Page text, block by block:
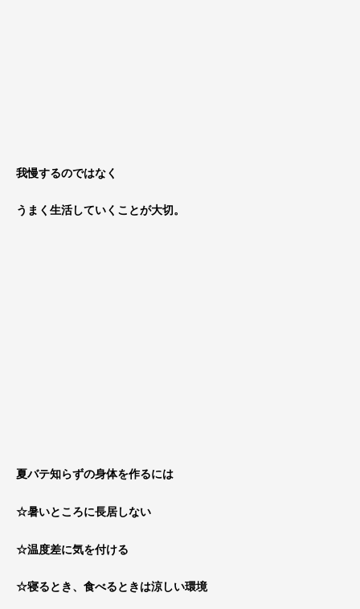
我慢するのではなく
うまく生活していくことが大切。
夏バテ知らずの身体を作るには
☆暑いところに長居しない
☆温度差に気を付ける
☆寝るとき、食べるときは涼しい環境